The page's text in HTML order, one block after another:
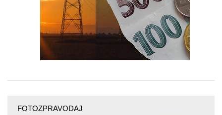
FOTOZPRAVODAJ